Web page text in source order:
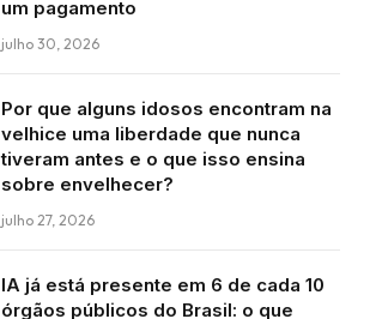
um pagamento
julho 30, 2026
Por que alguns idosos encontram na
velhice uma liberdade que nunca
tiveram antes e o que isso ensina
sobre envelhecer?
julho 27, 2026
IA já está presente em 6 de cada 10
órgãos públicos do Brasil: o que